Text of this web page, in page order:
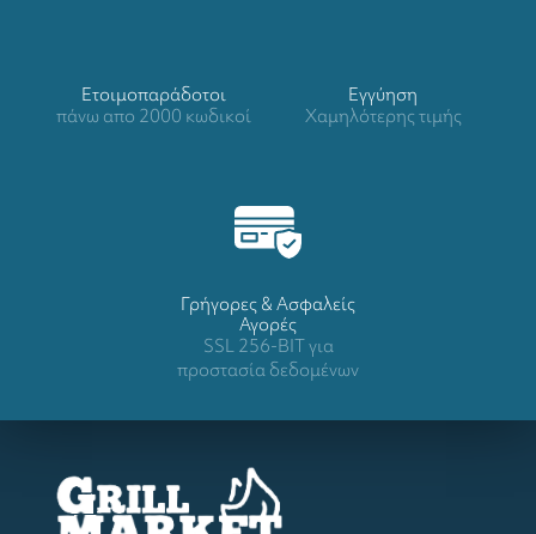
Ετοιμοπαράδοτοι
πάνω απο 2000 κωδικοί
Eγγύηση
Χαμηλότερης τιμής
Γρήγορες & Ασφαλείς
Αγορές
SSL 256-BIT για
προστασία δεδομένων